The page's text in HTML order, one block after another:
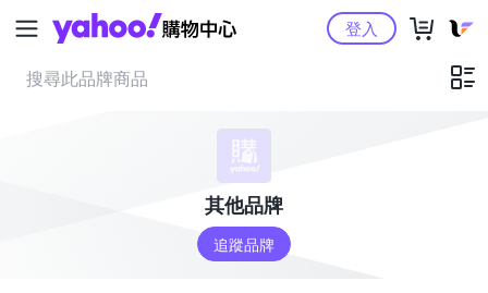
Yahoo購物中心登入
其他品牌
追蹤品牌